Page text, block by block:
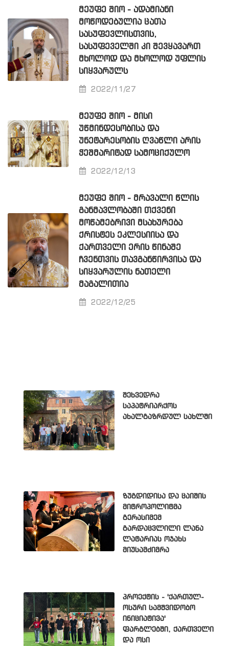
ᲛᲔᲣᲤᲔ ᲨᲘᲝ - ᲐᲓᲐᲛᲘᲐᲜᲘ
ᲛᲝᲬᲝᲓᲔᲑᲣᲚᲘᲐ ᲪᲐᲗᲐ
ᲡᲐᲡᲣᲤᲔᲕᲚᲘᲡᲗᲕᲘᲡ,
ᲡᲐᲡᲣᲤᲔᲕᲔᲚᲨᲘ ᲙᲘ ᲨᲔᲕᲧᲐᲕᲐᲠᲗ
ᲛᲮᲝᲚᲝᲓ ᲓᲐ ᲛᲮᲝᲚᲝᲓ ᲣᲤᲚᲘᲡ
ᲡᲘᲧᲕᲐᲠᲣᲚᲡ
2022/11/27
ᲛᲔᲣᲤᲔ ᲨᲘᲝ - ᲛᲘᲡᲘ
ᲣᲬᲛᲘᲜᲓᲔᲡᲝᲑᲘᲡᲐ ᲓᲐ
ᲣᲜᲔᲢᲐᲠᲔᲡᲝᲑᲘᲡ ᲦᲕᲐᲬᲚᲘ ᲐᲠᲘᲡ
ᲭᲔᲨᲛᲐᲠᲘᲢᲐᲓ ᲡᲐᲛᲝᲪᲘᲥᲣᲚᲝ
2022/12/13
ᲛᲔᲣᲤᲔ ᲨᲘᲝ - ᲛᲠᲐᲕᲐᲚᲘ ᲬᲚᲘᲡ
ᲒᲐᲜᲛᲐᲕᲚᲝᲑᲐᲨᲘ ᲗᲥᲕᲔᲜᲘ
ᲛᲝᲬᲐᲛᲔᲑᲠᲘᲕᲘ ᲛᲡᲐᲮᲣᲠᲔᲑᲐ
ᲥᲠᲘᲡᲢᲔᲡ ᲔᲙᲚᲔᲡᲘᲘᲡᲐ ᲓᲐ
ᲥᲐᲠᲗᲕᲔᲚᲘ ᲔᲠᲘᲡ ᲬᲘᲜᲐᲨᲔ
ᲩᲕᲔᲜᲗᲕᲘᲡ ᲗᲐᲕᲒᲐᲜᲬᲘᲠᲕᲘᲡᲐ ᲓᲐ
ᲡᲘᲧᲕᲐᲠᲣᲚᲘᲡ ᲜᲐᲗᲔᲚᲘ
ᲛᲐᲒᲐᲚᲘᲗᲘᲐ
2022/12/25
შეხვედრა
საპატრიარქოს
ახალგაზრდულ სახლში
ზუგდიდისა და ცაიშის
მიტროპოლიტმა
გერასიმემ
გარდაცვლილი ლანა
ლატარიას ოჯახს
მიუსამძიმრა
პროექტის - 'ქართულ-
ოსური სამშვიდობო
ინიციატივა'
ფარგლებში, ქართველი
და ოსი